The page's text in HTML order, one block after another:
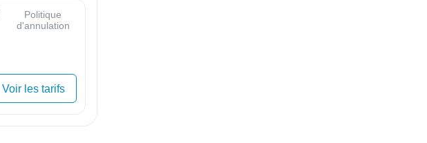
Politique
d'annulation
Voir les tarifs